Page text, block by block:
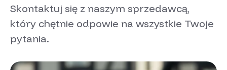
Skontaktuj się z naszym sprzedawcą,
który chętnie odpowie na wszystkie Twoje
pytania.